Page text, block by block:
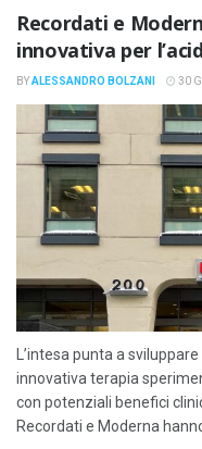
Recordati e
innovativa per
BYALESSANDRO BOLZANI 30
L’intesa punta a
innovativa terapia
con potenziali benefici
Recordati e Moderna